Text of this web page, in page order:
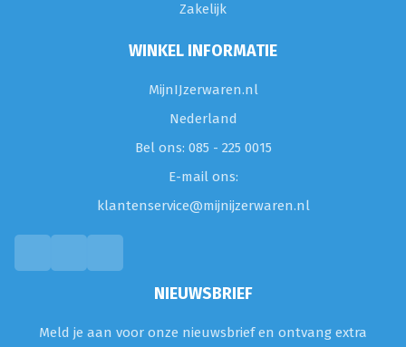
Zakelijk
WINKEL INFORMATIE
MijnIJzerwaren.nl
Nederland
Bel ons: 085 - 225 0015
E-mail ons:
klantenservice@mijnijzerwaren.nl
NIEUWSBRIEF
Meld je aan voor onze nieuwsbrief en ontvang extra